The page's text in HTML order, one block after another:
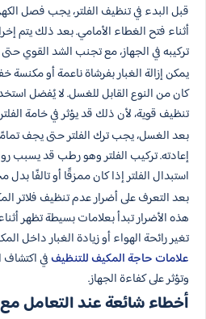
قبل البدء في تنظيف الفلتر، يجب فصل
أثناء فتح الغطاء الأمامي. بعد ذلك يتم
تركيبه في الجهاز، مع تجنب الشد القوي
يمكن إزالة الغبار بفرشاة ناعمة أو مكنسة
كان من النوع القابل للغسل. لا يُفضل
تنظيف قوية، لأن ذلك قد يؤثر في خامة
بعد الغسل، يجب ترك الفلتر حتى يجف
إعادته. تركيب الفلتر وهو رطب قد يسبب
استبدال الفلتر إذا كان ممزقًا أو تالفًا
بعد التعرف على أضرار عدم تنظيف فلاتر
هذه الأضرار تبدأ بعلامات بسيطة تظهر
تغير رائحة الهواء أو زيادة الغبار داخل
علامات حاجة المكيف للتنظيففي اكتشاف
وتؤثر على كفاءة الجهاز.
أخطاء شائعة عند التعامل مع